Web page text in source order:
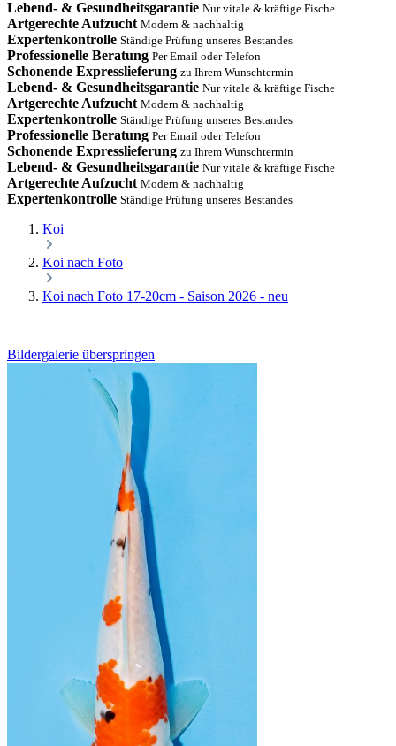
Lebend- & Gesundheitsgarantie Nur vitale & kräftige Fische
Artgerechte Aufzucht Modern & nachhaltig
Expertenkontrolle Ständige Prüfung unseres Bestandes
Professionelle Beratung Per Email oder Telefon
Schonende Expresslieferung zu Ihrem Wunschtermin
Lebend- & Gesundheitsgarantie Nur vitale & kräftige Fische
Artgerechte Aufzucht Modern & nachhaltig
Expertenkontrolle Ständige Prüfung unseres Bestandes
Professionelle Beratung Per Email oder Telefon
Schonende Expresslieferung zu Ihrem Wunschtermin
Lebend- & Gesundheitsgarantie Nur vitale & kräftige Fische
Artgerechte Aufzucht Modern & nachhaltig
Expertenkontrolle Ständige Prüfung unseres Bestandes
Koi
Koi nach Foto
Koi nach Foto 17-20cm - Saison 2026 - neu
Bildergalerie überspringen